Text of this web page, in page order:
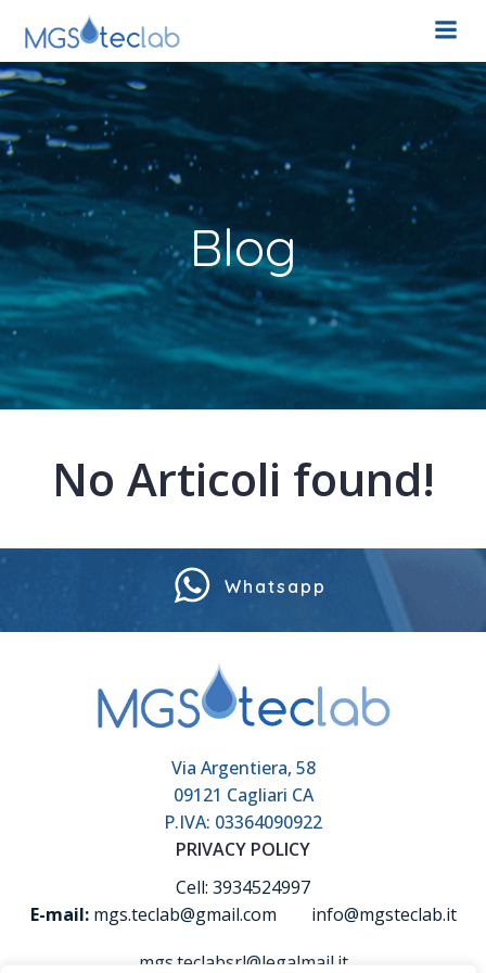
Blog
No Articoli found!
Whatsapp
Via Argentiera, 58
09121 Cagliari CA
P.IVA: 03364090922
PRIVACY POLICY
Cell: 3934524997
E-mail:mgs.teclab@gmail.com
info@mgsteclab.it
mgs.teclabsrl@legalmail.it